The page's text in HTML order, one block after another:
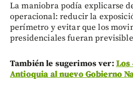
La maniobra podía explicarse
operacional: reducir la
perímetro y evitar que los
presidenciales fueran
También le sugerimos ver: Los
Antioquia al nuevo Gobierno